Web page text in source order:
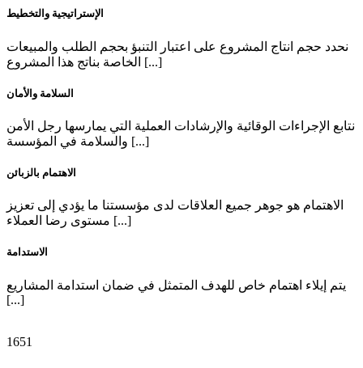
الإستراتيجية والتخطيط
نحدد حجم انتاج المشروع على اعتبار التنبؤ بحجم الطلب والمبيعات
الخاصة بناتج هذا المشروع [...]
السلامة والأمان
نتابع الإجراءات الوقائية والإرشادات العملية التي يمارسها رجل الأمن
والسلامة في المؤسسة [...]
الاهتمام بالزبائن
الاهتمام هو جوهر جميع العلاقات لدى مؤسستنا ما يؤدي إلى تعزيز
مستوى رضا العملاء [...]
الاستدامة
يتم إيلاء اهتمام خاص للهدف المتمثل في ضمان استدامة المشاريع
[...]
1651